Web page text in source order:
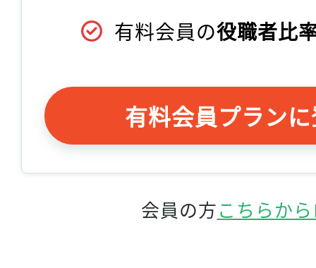
有料会員の役職者比
有料会員プラン
会員の方こちらか